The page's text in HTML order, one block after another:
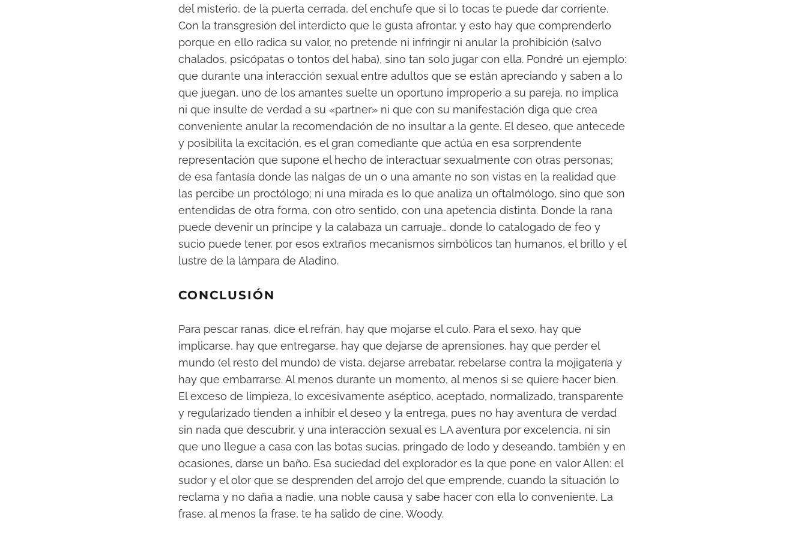
del misterio, de la puerta cerrada, del enchufe que si lo tocas te puede dar corriente.
Con la transgresión del interdicto que le gusta afrontar, y esto hay que comprenderlo
porque en ello radica su valor, no pretende ni infringir ni anular la prohibición (salvo
chalados, psicópatas o tontos del haba), sino tan solo jugar con ella. Pondré un ejemplo:
que durante una interacción sexual entre adultos que se están apreciando y saben a lo
que juegan, uno de los amantes suelte un oportuno improperio a su pareja, no implica
ni que insulte de verdad a su «partner» ni que con su manifestación diga que crea
conveniente anular la recomendación de no insultar a la gente. El deseo, que antecede
y posibilita la excitación, es el gran comediante que actúa en esa sorprendente
representación que supone el hecho de interactuar sexualmente con otras personas;
de esa fantasía donde las nalgas de un o una amante no son vistas en la realidad que
las percibe un proctólogo; ni una mirada es lo que analiza un oftalmólogo, sino que son
entendidas de otra forma, con otro sentido, con una apetencia distinta. Donde la rana
puede devenir un príncipe y la calabaza un carruaje… donde lo catalogado de feo y
sucio puede tener, por esos extraños mecanismos simbólicos tan humanos, el brillo y el
lustre de la lámpara de Aladino.
CONCLUSIÓN
Para pescar ranas, dice el refrán, hay que mojarse el culo. Para el sexo, hay que
implicarse, hay que entregarse, hay que dejarse de aprensiones, hay que perder el
mundo (el resto del mundo) de vista, dejarse arrebatar, rebelarse contra la mojigatería y
hay que embarrarse. Al menos durante un momento, al menos si se quiere hacer bien.
El exceso de limpieza, lo excesivamente aséptico, aceptado, normalizado, transparente
y regularizado tienden a inhibir el deseo y la entrega, pues no hay aventura de verdad
sin nada que descubrir, y una interacción sexual es LA aventura por excelencia, ni sin
que uno llegue a casa con las botas sucias, pringado de lodo y deseando, también y en
ocasiones, darse un baño. Esa suciedad del explorador es la que pone en valor Allen: el
sudor y el olor que se desprenden del arrojo del que emprende, cuando la situación lo
reclama y no daña a nadie, una noble causa y sabe hacer con ella lo conveniente. La
frase, al menos la frase, te ha salido de cine, Woody.